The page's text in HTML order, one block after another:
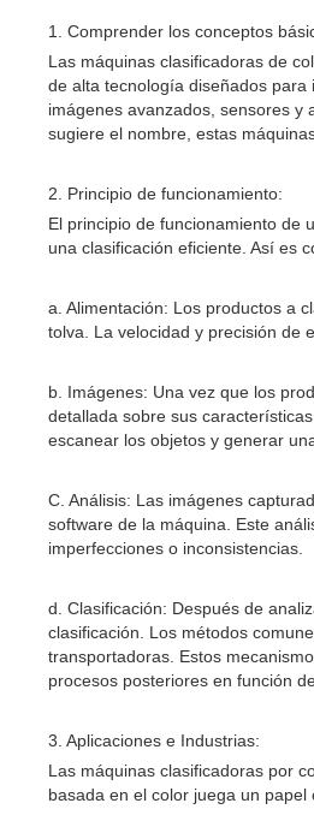
1. Comprender los conceptos
Las máquinas clasificadoras de
de alta tecnología diseñados
imágenes avanzados, sensores y
sugiere el nombre, estas
2. Principio de funcionamiento:
El principio de funcionamiento de
una clasificación eficiente. Así es
a. Alimentación: Los productos a
tolva. La velocidad y precisión de
b. Imágenes: Una vez que los
detallada sobre sus
escanear los objetos y generar
C. Análisis: Las imágenes
software de la máquina. Este
imperfecciones o inconsistencias.
d. Clasificación: Después de
clasificación. Los métodos
transportadoras. Estos
procesos posteriores en función
3. Aplicaciones e Industrias:
Las máquinas clasificadoras por
basada en el color juega un